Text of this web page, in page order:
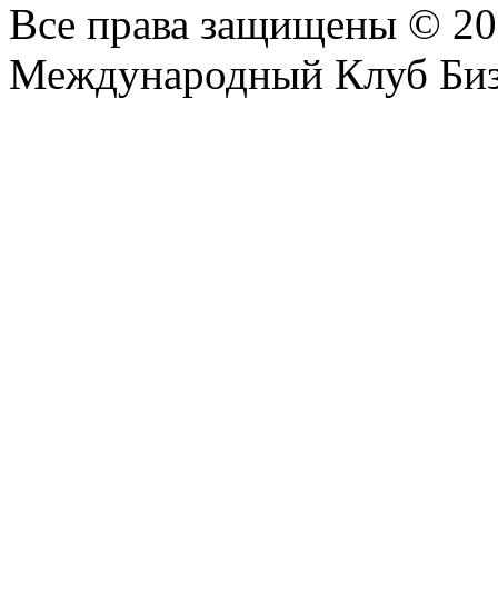
Все права защищены ©
Международный Клуб